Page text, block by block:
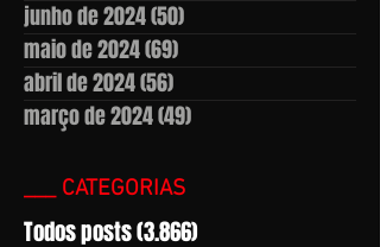
junho de 2024(50)
maio de 2024(69)
abril de 2024(56)
março de 2024(49)
___ CATEGORIAS
Todos posts(3.866)